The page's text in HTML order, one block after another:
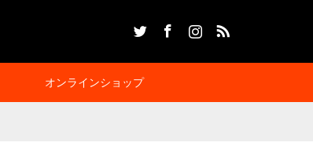
オンラインショップ